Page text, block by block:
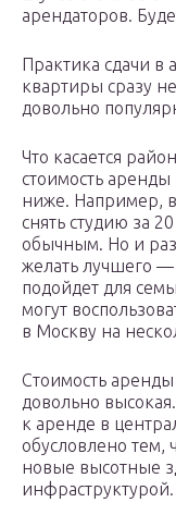
арендаторов.
Практика сдачи в
квартиры сразу
довольно
Что касается
стоимость
ниже. Например,
снять студию за
обычным. Но и
желать лучшего —
подойдет для
могут
в Москву на
Стоимость
довольно
к аренде в
обусловлено тем,
новые высотные
инфраструктурой.